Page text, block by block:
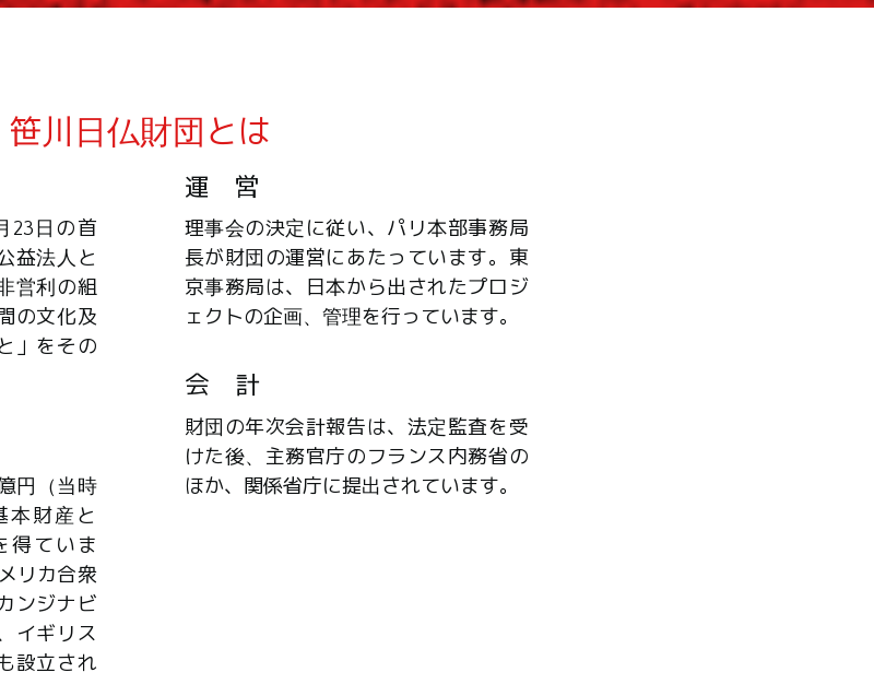
笹川日仏財団とは
23日の首
益法人と
営利の組
の文化及
」をその
円（当時
本財産と
得ていま
リカ合衆
ンジナビ
イギリス
設立され
運 営
理事会の決定に従い、パリ本部事務局
長が財団の運営にあたっています。東
京事務局は、日本から出されたプロジ
ェクトの企画、管理を行っています。
会 計
財団の年次会計報告は、法定監査を受
けた後、主務官庁のフランス内務省の
ほか、関係省庁に提出されています。